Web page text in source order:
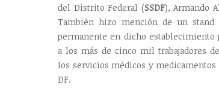
del Distrito Federal (SSDF), Armando
También hizo mención de un stand
permanente en dicho establecimiento
a los más de cinco mil trabajadores
los servicios médicos y
DF.